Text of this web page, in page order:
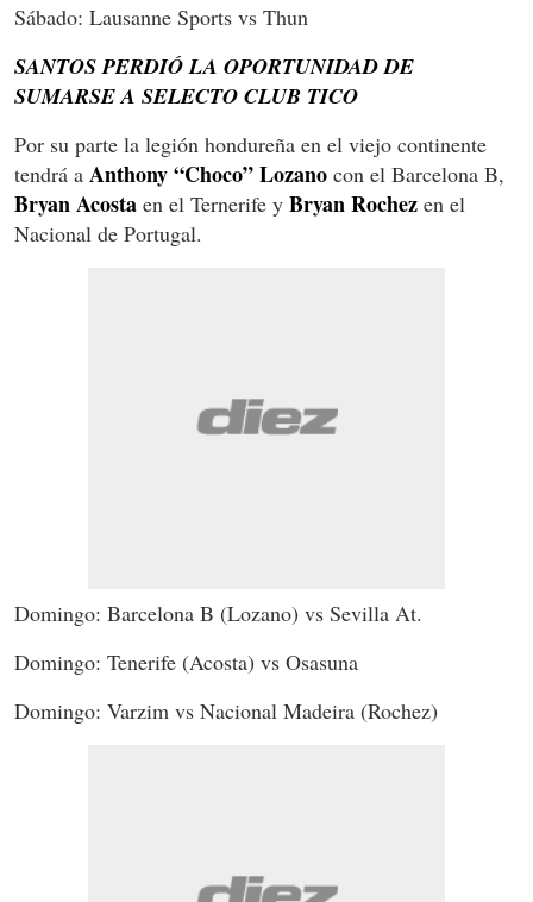
Sábado: Lausanne Sports vs Thun
SANTOS PERDIÓ LA OPORTUNIDAD DE
SUMARSE A SELECTO CLUB TICO
Por su parte la legión hondureña en el viejo continente
tendrá a Anthony “Choco” Lozano con el Barcelona B,
Bryan Acosta en el Ternerife y Bryan Rochez en el
Nacional de Portugal.
Domingo: Barcelona B (Lozano) vs Sevilla At.
Domingo: Tenerife (Acosta) vs Osasuna
Domingo: Varzim vs Nacional Madeira (Rochez)